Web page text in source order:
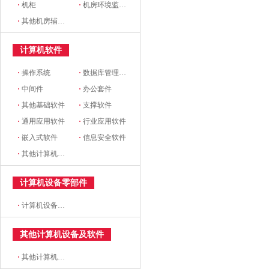
·机柜 ·机房环境监控设备
·其他机房辅助设备
计算机软件
·操作系统 ·数据库管理系统
·中间件 · 办公套件
·其他基础软件 ·支撑软件
·通用应用软件 ·行业应用软件
·嵌入式软件 ·信息安全软件
·其他计算机软件
计算机设备零部件
·计算机设备零部件
其他计算机设备及软件
·其他计算机设备及软件